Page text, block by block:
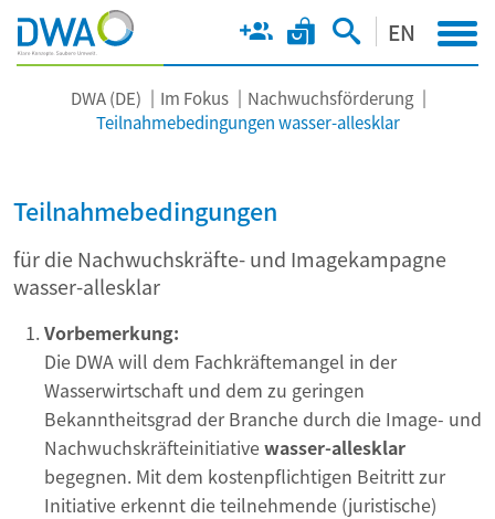
EN
DWA (DE) Im Fokus
Nachwuchsförderung
Teilnahmebedingungen wasser-allesklar
Teilnahmebedingungen
für die Nachwuchskräfte- und Imagekampagne
wasser-allesklar
Vorbemerkung:
Die DWA will dem Fachkräftemangel in der
Wasserwirtschaft und dem zu geringen
Bekanntheitsgrad der Branche durch die Image- und
Nachwuchskräfteinitiativewasser-allesklar
begegnen. Mit dem kostenpflichtigen Beitritt zur
Initiative erkennt die teilnehmende (juristische)